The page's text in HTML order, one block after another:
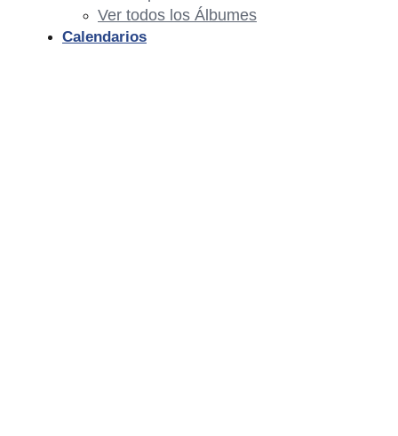
Ver todos los Álbumes
Calendarios